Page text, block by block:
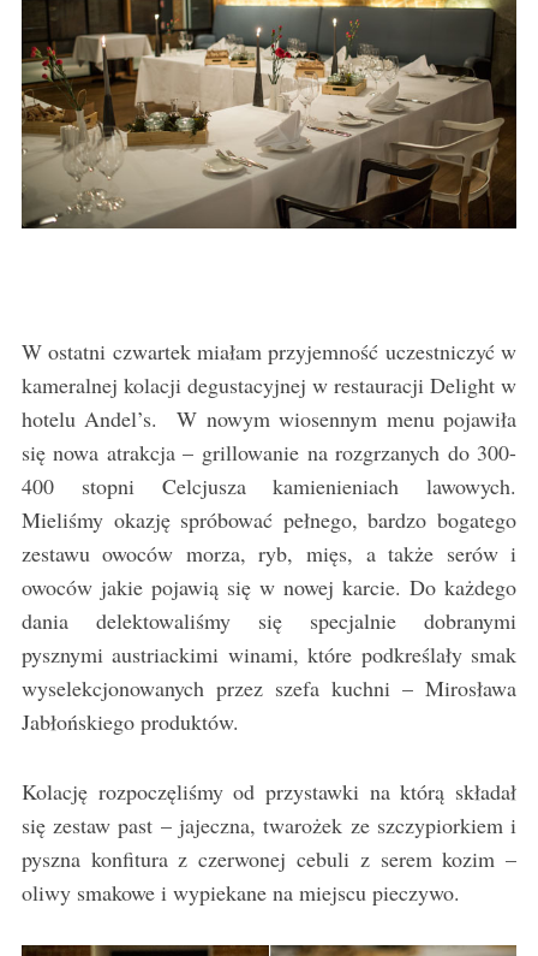
W ostatni czwartek miałam przyjemność uczestniczyć w
kameralnej kolacji degustacyjnej w restauracji Delight w
hotelu Andel’s. W nowym wiosennym menu pojawiła
się nowa atrakcja – grillowanie na rozgrzanych do 300-
400 stopni Celcjusza kamienieniach lawowych.
Mieliśmy okazję spróbować pełnego, bardzo bogatego
zestawu owoców morza, ryb, mięs, a także serów i
owoców jakie pojawią się w nowej karcie. Do każdego
dania delektowaliśmy się specjalnie dobranymi
pysznymi austriackimi winami, które podkreślały smak
wyselekcjonowanych przez szefa kuchni – Mirosława
Jabłońskiego produktów.
Kolację rozpoczęliśmy od przystawki na którą składał
się zestaw past – jajeczna, twarożek ze szczypiorkiem i
pyszna konfitura z czerwonej cebuli z serem kozim –
oliwy smakowe i wypiekane na miejscu pieczywo.